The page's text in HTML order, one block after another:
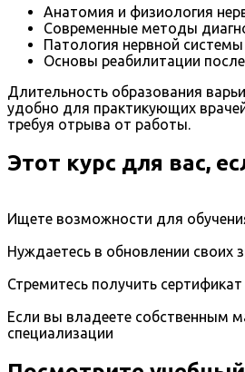
Анатомия и физиология
Современные методы
Патология нервной
Основы реабилитации
Длительность образования
удобно для практикующих
требуя отрыва от работы.
Этот курс для вас,
Ищете возможности для
Нуждаетесь в обновлении своих
Стремитесь получить
Если вы владеете собственным
специализации